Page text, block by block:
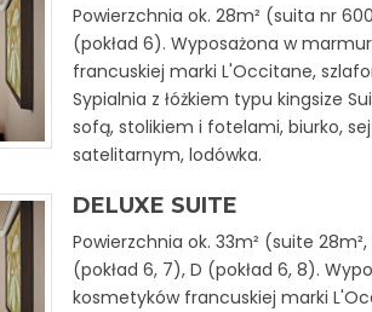
Powierzchnia ok. 28m² (suita nr
(pokład 6). Wyposażona w
francuskiej marki L'Occitane,
Sypialnia z łóżkiem typu kingsize
sofą, stolikiem i fotelami, biurko,
satelitarnym, lodówka.
DELUXE SUITE
Powierzchnia ok. 33m² (suite
(pokład 6, 7), D (pokład 6, 8).
kosmetyków francuskiej marki